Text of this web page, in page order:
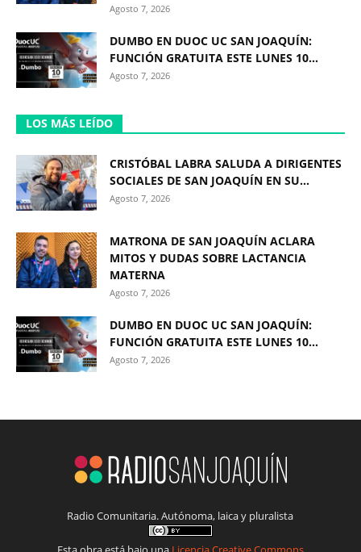
Agosto 7, 2026
DUMBO EN DUOC UC SAN JOAQUÍN:
FUNCIÓN GRATUITA ESTE LUNES 10...
Agosto 7, 2026
LOS MÁS LEÍDO
CRISTÓBAL LABRA SALUDA A DIRIGENTES
SOCIALES DE SAN JOAQUÍN EN SU...
Agosto 7, 2026
MATRONA DE SAN JOAQUÍN ACLARA
MITOS Y DUDAS SOBRE LACTANCIA
MATERNA
Agosto 7, 2026
DUMBO EN DUOC UC SAN JOAQUÍN:
FUNCIÓN GRATUITA ESTE LUNES 10...
Agosto 7, 2026
Radio Comunitaria. Autónoma, laica y pluralista